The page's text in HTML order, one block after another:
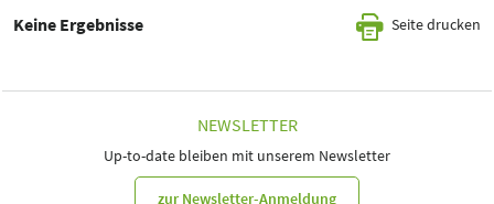
Keine Ergebnisse Seite drucken
NEWSLETTER
Up-to-date bleiben mit unserem Newsletter
zur Newsletter-Anmeldung